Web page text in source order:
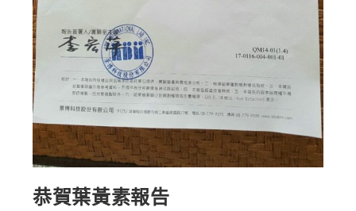
恭賀葉黃素報告